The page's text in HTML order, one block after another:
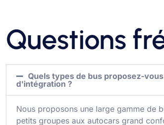
Questions
Quels types de bus proposez-
d'intégration ?
Nous proposons une large gamme de
petits groupes aux autocars grand